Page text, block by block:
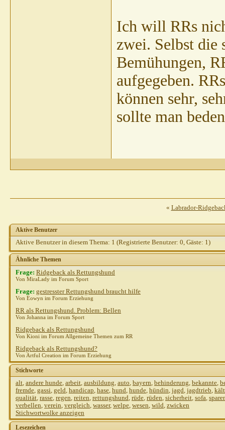
Ich will RRs
zwei. Selbst die
Bemühungen,
aufgegeben.
können sehr,
sollte man
« Labrador-
Aktive Benutzer
Aktive Benutzer in diesem Thema: 1 (Registrierte Benutzer: 0, Gäste: 1)
Ähnliche Themen
Frage: Ridgeback als Rettungshund
Von MiraLady im Forum Sport
Frage: gestresster Rettungshund braucht hilfe
Von Eowyn im Forum Erziehung
RR als Rettungshund. Problem: Bellen
Von Johanna im Forum Sport
Ridgeback als Rettungshund
Von Kioni im Forum Allgemeine Themen zum RR
Ridgeback als Rettungshund?
Von Artful Creation im Forum Erziehung
Stichworte
alt, andere hunde, arbeit, ausbildung, auto, bayern, behinderung, bekannte,
fremde, gassi, geld, handicap, hase, hund, hunde, hündin, jagd, jagdtrieb,
qualität, rasse, regen, reiten, rettungshund, rüde, rüden, sicherheit, sofa,
verbellen, verein, vergleich, wasser, welpe, wesen, wild, zwicken
Stichwortwolke anzeigen
Lesezeichen